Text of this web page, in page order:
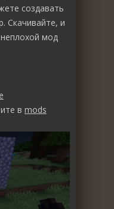
создавать
Скачивайте, и
мод
в mods